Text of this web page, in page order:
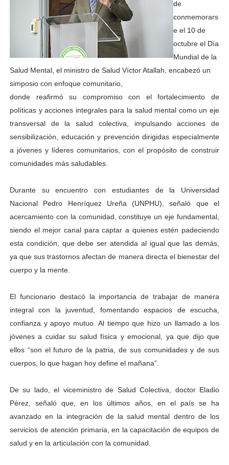
de
conmemorars
e el 10 de
octubre el Día
Mundial de la
Salud Mental, el ministro de Salud Víctor Atallah, encabezó un
simposio con enfoque comunitario,
donde reafirmó su compromiso con el fortalecimiento de
políticas y acciones integrales para la salud mental como un eje
transversal de la salud colectiva, impulsando acciones de
sensibilización, educación y prevención dirigidas especialmente
a jóvenes y líderes comunitarios, con el propósito de construir
comunidades más saludables.
Durante su encuentro con estudiantes de la Universidad
Nacional Pedro Henríquez Ureña (UNPHU), señaló que el
acercamiento con la comunidad, constituye un eje fundamental,
siendo el mejor canal para captar a quienes estén padeciendo
esta condición, que debe ser atendida al igual que las demás,
ya que sus trastornos afectan de manera directa el bienestar del
cuerpo y la mente.
El funcionario destacó la importancia de trabajar de manera
integral con la juventud, fomentando espacios de escucha,
confianza y apoyo mutuo. Al tiempo que hizo un llamado a los
jóvenes a cuidar su salud física y emocional, ya que dijo que
ellos “son el futuro de la patria, de sus comunidades y de sus
cuerpos, lo que hagan hoy define el mañana”.
De su lado, el viceministro de Salud Colectiva, doctor Eladio
Pérez, señaló que, en los últimos años, en el país se ha
avanzado en la integración de la salud mental dentro de los
servicios de atención primaria, en la capacitación de equipos de
salud y en la articulación con la comunidad.